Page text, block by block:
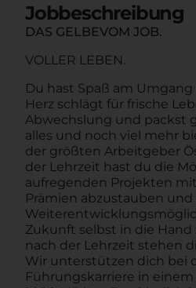
Jobbeschreibung
DAS GELBEVOM JOB.
VOLLER LEBEN.
Du hast Spaß am
Herz schlägt für frische
Abwechslung und packst
alles und noch viel mehr
der größten Arbeitgeber
der Lehrzeit hast du die
aufregenden Projekten
Prämien abzustauben
Zukunft selbst in die Hand
nach der Lehrzeit stehen
Wir unterstützen dich bei
Führungskarriere in